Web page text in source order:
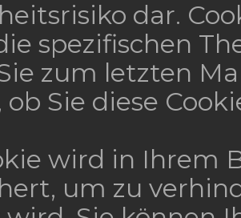
dar.
spezifischen
zum letzten
ob Sie diese
wird in Ihrem
um zu